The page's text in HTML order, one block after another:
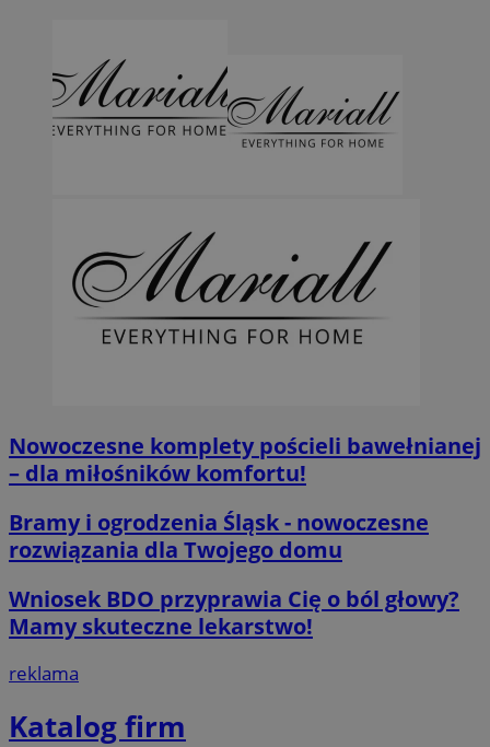
Nowoczesne komplety pościeli bawełnianej
– dla miłośników komfortu!
Bramy i ogrodzenia Śląsk - nowoczesne
rozwiązania dla Twojego domu
Wniosek BDO przyprawia Cię o ból głowy?
Mamy skuteczne lekarstwo!
reklama
Katalog firm